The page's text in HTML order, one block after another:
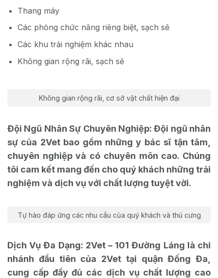
Thang máy
Các phòng chức năng riêng biệt, sạch sẽ
Các khu trải nghiệm khác nhau
Không gian rộng rãi, sạch sẽ
Không gian rộng rãi, cơ sở vật chất hiện đại
Đội Ngũ Nhân Sự Chuyên Nghiệp: Đội ngũ nhân
sự của 2Vet bao gồm những y bác sĩ tận tâm,
chuyên nghiệp và có chuyên môn cao. Chúng
tôi cam kết mang đến cho quý khách những trải
nghiệm và dịch vụ với chất lượng tuyệt vời.
Tự hào đáp ứng các nhu cầu của quý khách và thú cưng
Dịch Vụ Đa Dạng: 2Vet – 101 Đường Láng là chi
nhánh đầu tiên của 2Vet tại quận Đống Đa,
cung cấp đầy đủ các dịch vụ chất lượng cao